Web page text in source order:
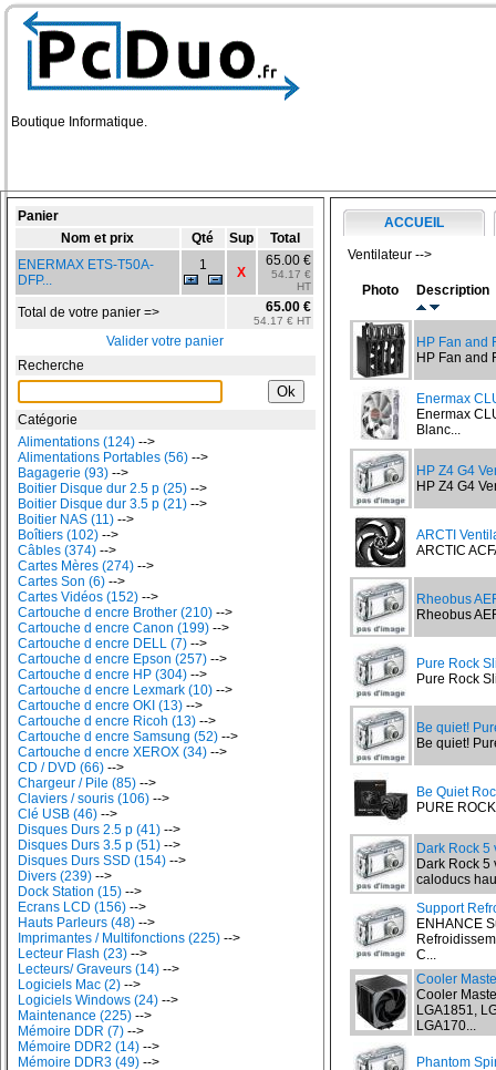
Boutique Informatique.
Panier
Nom et prix
Qté Sup
Total
ENERMAX ETS-T50A-
DFP...
1 X
65.00 €
54.17 €
HT
Total de votre panier => 65.00 €
54.17 € HT
Valider votre panier
Recherche
Catégorie
Alimentations (124) -->
Alimentations Portables (56) -->
Bagagerie (93) -->
Boitier Disque dur 2.5 p (25) -->
Boitier Disque dur 3.5 p (21) -->
Boitier NAS (11) -->
Boîtiers (102) -->
Câbles (374) -->
Cartes Mères (274) -->
Cartes Son (6) -->
Cartes Vidéos (152) -->
Cartouche d encre Brother (210) -->
Cartouche d encre Canon (199) -->
Cartouche d encre DELL (7) -->
Cartouche d encre Epson (257) -->
Cartouche d encre HP (304) -->
Cartouche d encre Lexmark (10) -->
Cartouche d encre OKI (13) -->
Cartouche d encre Ricoh (13) -->
Cartouche d encre Samsung (52) -->
Cartouche d encre XEROX (34) -->
CD / DVD (66) -->
Chargeur / Pile (85) -->
Claviers / souris (106) -->
Clé USB (46) -->
Disques Durs 2.5 p (41) -->
Disques Durs 3.5 p (51) -->
Disques Durs SSD (154) -->
Divers (239) -->
Dock Station (15) -->
Ecrans LCD (156) -->
Hauts Parleurs (48) -->
Imprimantes / Multifonctions (225) -->
Lecteur Flash (23) -->
Lecteurs/ Graveurs (14) -->
Logiciels Mac (2) -->
Logiciels Windows (24) -->
Maintenance (225) -->
Mémoire DDR (7) -->
Mémoire DDR2 (14) -->
Mémoire DDR3 (49) -->
ACCUEIL
Ventilateur -->
Photo Description
HP Fan and
HP Fan and
Enermax
Enermax
Blanc...
HP Z4 G4
HP Z4 G4
ARCTI
ARCTIC
Rheobus
Rheobus
Pure Rock
Pure Rock
Be quiet!
Be quiet!
Be Quiet
PURE
Dark Rock 5
Dark Rock
caloducs
Support
ENHANCE
C...
Cooler
Cooler
LGA1851,
LGA170...
Phantom